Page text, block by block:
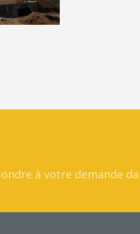
à votre demande